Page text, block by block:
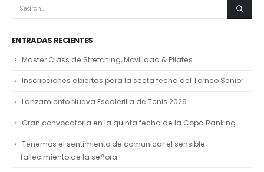
ENTRADAS RECIENTES
Master Class de Stretching, Movilidad & Pilates
Inscripciones abiertas para la secta fecha del Torneo Senior
Lanzamiento Nueva Escalerilla de Tenis 2026
Gran convocatoria en la quinta fecha de la Copa Ranking
Tenemos el sentimiento de comunicar el sensible
fallecimiento de la señora: